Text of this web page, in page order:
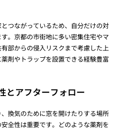
つながっているため、自分だけの対
。京都の市街地に多い密集住宅やマ
部からの侵入リスクまで考慮した上
剤やトラップを設置できる経験豊富
とアフターフォロー
換気のために窓を開けたりする場所
全性は重要です。どのような薬剤を